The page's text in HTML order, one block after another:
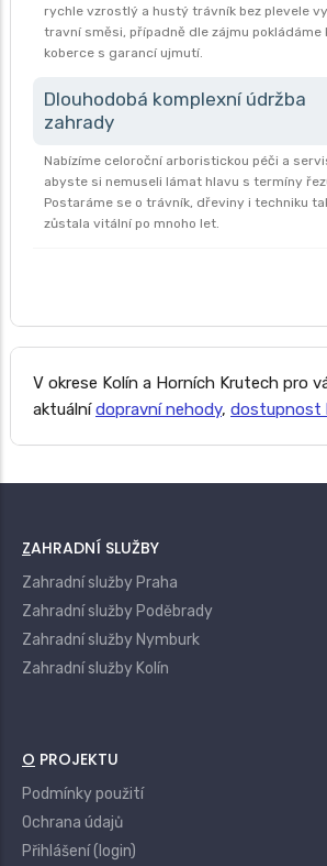
rychle vzrostlý a hustý trávník bez plevele
travní směsi, případně dle zájmu
koberce s garancí ujmutí.
Dlouhodobá komplexní údržba
zahrady
Nabízíme celoroční arboristickou péči a
abyste si nemuseli lámat hlavu s termíny
Postaráme se o trávník, dřeviny i techniku
zůstala vitální po mnoho let.
V okrese Kolín a Horních Krutech pro
aktuálnídopravní nehody, dostupnost
ZAHRADNÍ SLUŽBY
Zahradní služby Praha
Zahradní služby Poděbrady
Zahradní služby Nymburk
Zahradní služby Kolín
O PROJEKTU
Podmínky použití
Ochrana údajů
Přihlášení (login)